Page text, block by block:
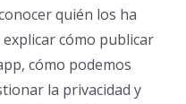
quién los ha
cómo publicar
cómo podemos
la privacidad y